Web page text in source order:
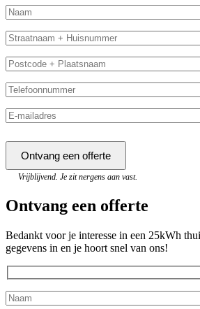
Vrijblijvend. Je zit nergens aan vast.
Ontvang een offerte
Bedankt voor je interesse in een 25kWh
gegevens in en je hoort snel van ons!